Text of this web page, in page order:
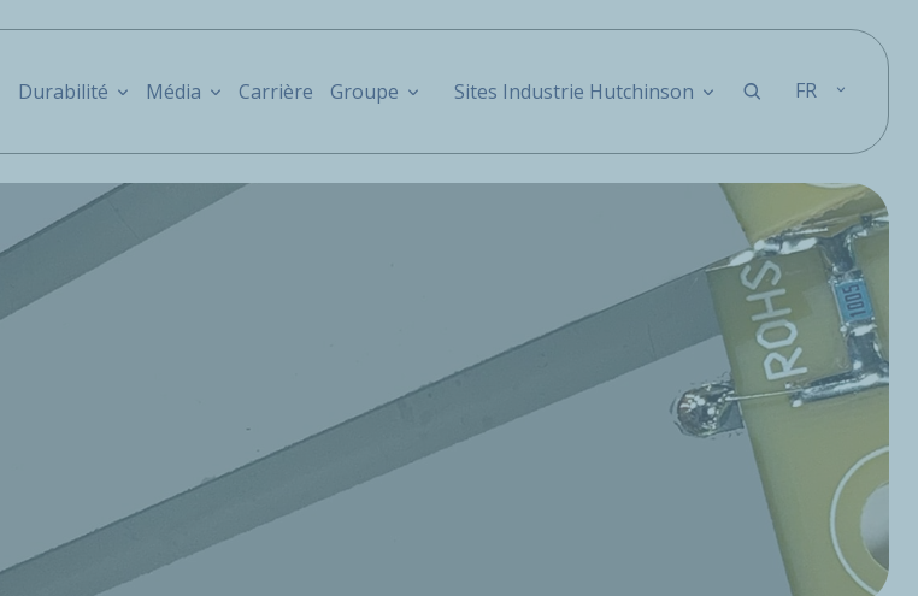
Durabilité Média Carrière Groupe Sites Industrie Hutchinson FR